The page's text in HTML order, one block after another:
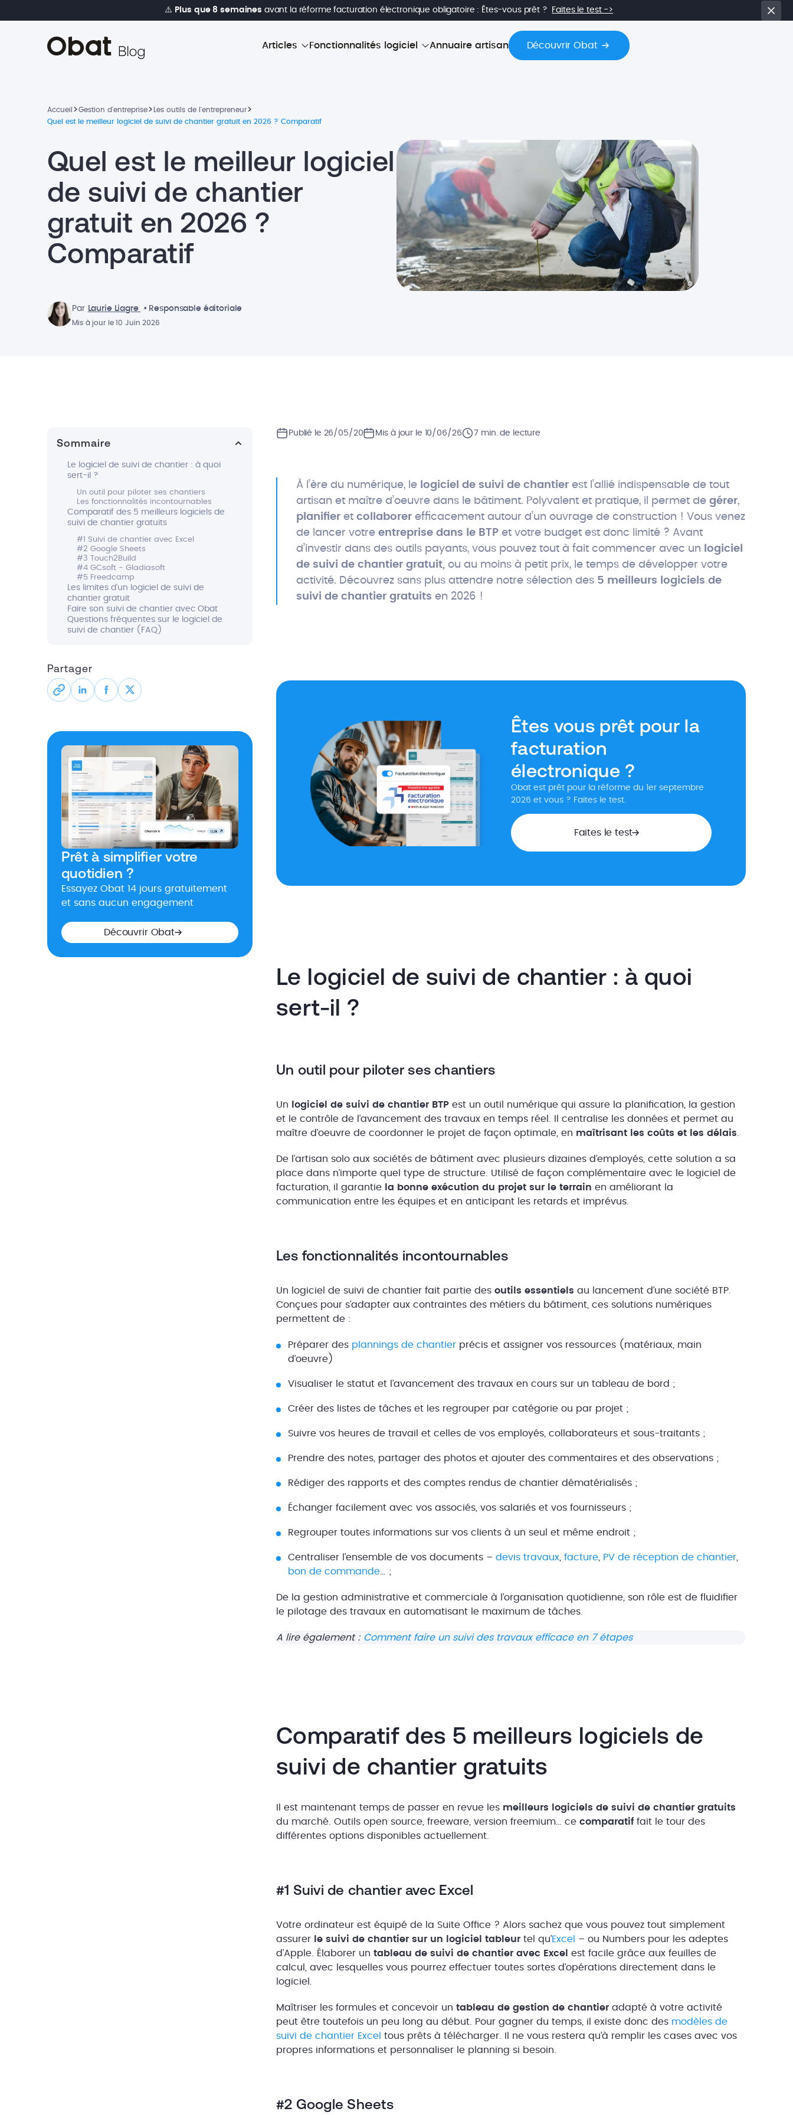
⚠️ Plus que 8 semaines avant la réforme facturation électronique obligatoire : Êtes-vous prêt ? Faites le test ->
Articles Fonctionnalités logiciel Annuaire artisan Découvrir Obat
Accueil >Gestion d'entreprise> Les outils de l'entrepreneur>
Quel est le meilleur logiciel de suivi de chantier gratuit en 2026 ? Comparatif
Quel est le meilleur logiciel
de suivi de chantier
gratuit en 2026 ?
Comparatif
Par Laurie Liagre • Responsable éditoriale
Mis à jour le 10 Juin 2026
Sommaire
Le logiciel de suivi de chantier : à quoi
sert-il ?
Un outil pour piloter ses chantiers
Les fonctionnalités incontournables
Comparatif des 5 meilleurs logiciels de
suivi de chantier gratuits
#1 Suivi de chantier avec Excel
#2 Google Sheets
#3 Touch2Build
#4 GCsoft - Gladiasoft
#5 Freedcamp
Les limites d'un logiciel de suivi de
chantier gratuit
Faire son suivi de chantier avec Obat
Questions fréquentes sur le logiciel de
suivi de chantier (FAQ)
Partager
Prêt à simplifier votre
quotidien ?
Essayez Obat 14 jours gratuitement
et sans aucun engagement
Découvrir Obat
Publié le 26/05/20 Mis à jour le 10/06/26 7 min. de lecture
À l’ère du numérique, le logiciel de suivi de chantier est l’allié indispensable de tout
artisan et maître d’oeuvre dans le bâtiment. Polyvalent et pratique, il permet de gérer,
planifier et collaborer efficacement autour d’un ouvrage de construction ! Vous venez
de lancer votre entreprise dans le BTP et votre budget est donc limité ? Avant
d’investir dans des outils payants, vous pouvez tout à fait commencer avec un
logiciel
de suivi de chantier gratuit, ou au moins à petit prix, le temps de développer votre
activité. Découvrez sans plus attendre notre sélection des 5 meilleurs logiciels de
suivi de chantier gratuits en 2026 !
Êtes vous prêt pour la
facturation
électronique ?
Obat est prêt pour la réforme du 1er septembre
2026 et vous ? Faites le test.
Faites le test
Le logiciel de suivi de chantier : à quoi
sert-il ?
Un outil pour piloter ses chantiers
Un logiciel de suivi de chantier BTP est un outil numérique qui assure la planification, la gestion
et le contrôle de l’avancement des travaux en temps réel. Il centralise les données et permet au
maître d’oeuvre de coordonner le projet de façon optimale, en maîtrisant les coûts et les délais
De l’artisan solo aux sociétés de bâtiment avec plusieurs dizaines d’employés, cette solution a sa
place dans n’importe quel type de structure. Utilisé de façon complémentaire avec le logiciel de
facturation, il garantie la bonne exécution du projet sur le terrain en améliorant la
communication entre les équipes et en anticipant les retards et imprévus.
Les fonctionnalités incontournables
Un logiciel de suivi de chantier fait partie des outils essentiels au lancement d’une société BTP.
Conçues pour s’adapter aux contraintes des métiers du bâtiment, ces solutions numériques
permettent de :
Préparer des plannings de chantier précis et assigner vos ressources (matériaux, main
d’oeuvre)
Visualiser le statut et l’avancement des travaux en cours sur un tableau de bord ;
Créer des listes de tâches et les regrouper par catégorie ou par projet ;
Suivre vos heures de travail et celles de vos employés, collaborateurs et sous-traitants ;
Prendre des notes, partager des photos et ajouter des commentaires et des observations ;
Rédiger des rapports et des comptes rendus de chantier dématérialisés ;
Échanger facilement avec vos associés, vos salariés et vos fournisseurs ;
Regrouper toutes informations sur vos clients à un seul et même endroit ;
Centraliser l’ensemble de vos documents – devis travaux facture PV de réception de chantier
bon de commande … ;
De la gestion administrative et commerciale à l’organisation quotidienne, son rôle est de fluidifier
le pilotage des travaux en automatisant le maximum de tâches.
A lire également : Comment faire un suivi des travaux efficace en 7 étapes
Comparatif des 5 meilleurs logiciels de
suivi de chantier gratuits
Il est maintenant temps de passer en revue les meilleurs logiciels de suivi de chantier gratuits
du marché. Outils open source, freeware, version freemium… ce comparatif fait le tour des
différentes options disponibles actuellement.
#1 Suivi de chantier avec Excel
Votre ordinateur est équipé de la Suite Office ? Alors sachez que vous pouvez tout simplement
assurer
le suivi de chantier sur un logiciel tableur tel qu’Excel
– ou Numbers pour les adeptes
d’Apple. Élaborer un tableau de suivi de chantier avec Excel est facile grâce aux feuilles de
calcul, avec lesquelles vous pourrez effectuer toutes sortes d’opérations directement dans le
logiciel.
Maîtriser les formules et concevoir un tableau de gestion de chantier adapté à votre activité
peut être toutefois un peu long au début. Pour gagner du temps, il existe donc des modèles de
suivi de chantier Excel tous prêts à télécharger. Il ne vous restera qu’à remplir les cases avec vos
propres informations et personnaliser le planning si besoin.
#2 Google Sheets